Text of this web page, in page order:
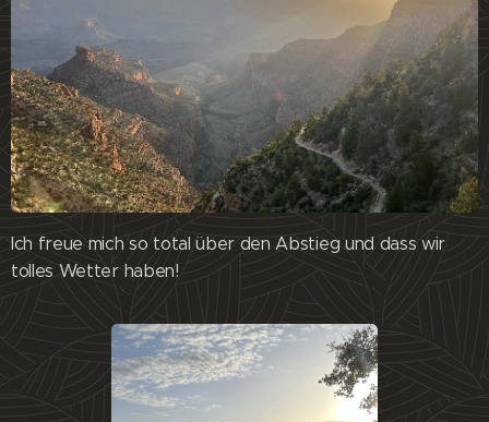
Ich freue mich so total über den Abstieg und dass wir
tolles Wetter haben!